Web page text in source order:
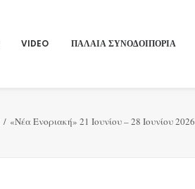
VIDEO ΠΑΛΑΙΑ ΣΥΝΟΔΟΙΠΟΡΙΑ
«Νέα Ενοριακή» 21 Ιουνίου – 28 Ιουνίου 2026